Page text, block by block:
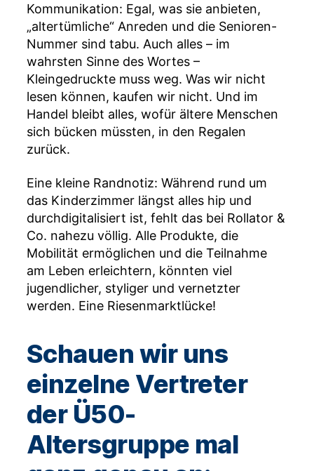
Kommunikation: Egal, was sie anbieten,
„altertümliche“ Anreden und die Senioren-
Nummer sind tabu. Auch alles – im
wahrsten Sinne des Wortes –
Kleingedruckte muss weg. Was wir nicht
lesen können, kaufen wir nicht. Und im
Handel bleibt alles, wofür ältere Menschen
sich bücken müssten, in den Regalen
zurück.
Eine kleine Randnotiz: Während rund um
das Kinderzimmer längst alles hip und
durchdigitalisiert ist, fehlt das bei Rollator &
Co. nahezu völlig. Alle Produkte, die
Mobilität ermöglichen und die Teilnahme
am Leben erleichtern, könnten viel
jugendlicher, styliger und vernetzter
werden. Eine Riesenmarktlücke!
Schauen wir uns
einzelne Vertreter
der Ü50-
Altersgruppe mal